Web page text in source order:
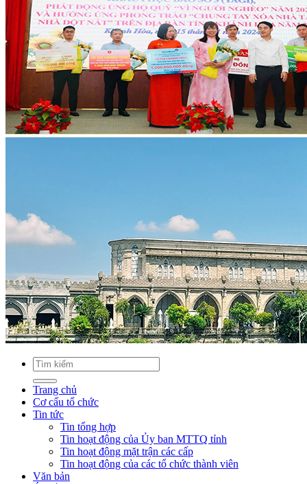
Trang chủ
Cơ cấu tổ chức
Tin tức
Tin tổng hợp
Tin hoạt động của Ủy ban MTTQ tỉnh
Tin hoạt động mặt trận các cấp
Tin hoạt động của các tổ chức thành viên
Văn bản